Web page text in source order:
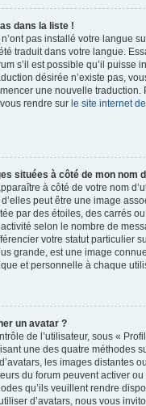
dans la liste !
pas installé votre langue
traduit dans votre langue.
s’il est possible qu’il puisse
désirée n’existe pas,
une nouvelle traduction.
rendre sur le site internet
situées à côté de mon nom
à côté de votre nom
peut être une image
par des étoiles, des carrés
selon le nombre de
votre statut particulier
grande, est une image
et personnelle à chaque
un avatar ?
de l’utilisateur, sous «
une des quatre méthodes
les images distantes
du forum peuvent activer
qu’ils veuillent rendre
d’avatars, nous vous